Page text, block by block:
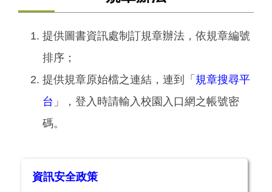
提供圖書資訊處制訂規章辦法，依規章編號
排序；
提供規章原始檔之連結，連到「 規章搜尋平
台 」，登入時請輸入校園入口網之帳號密
碼。
資訊安全政策